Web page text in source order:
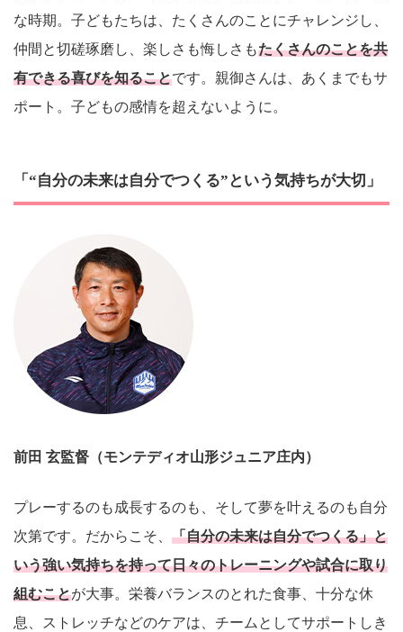
な時期。子どもたちは、たくさんのことにチャレンジし、
仲間と切磋琢磨し、楽しさも悔しさもたくさんのことを共
有できる喜びを知ることです。親御さんは、あくまでもサ
ポート。子どもの感情を超えないように。
「“自分の未来は自分でつくる”という気持ちが大切」
前田 玄監督（モンテディオ山形ジュニア庄内）
プレーするのも成長するのも、そして夢を叶えるのも自分
次第です。だからこそ、 「自分の未来は自分でつくる」と
いう強い気持ちを持って日々のトレーニングや試合に取り
組むことが大事。栄養バランスのとれた食事、十分な休
息、ストレッチなどのケアは、チームとしてサポートしき